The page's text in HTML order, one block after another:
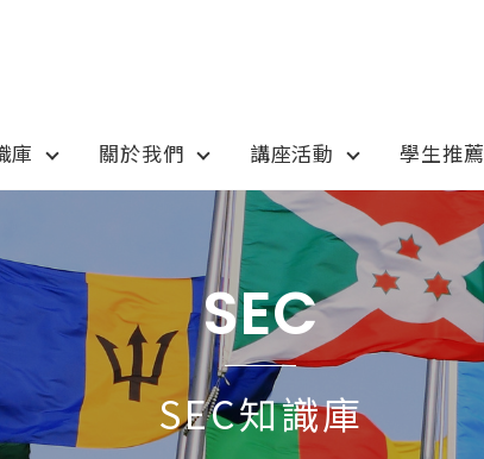
庫 關於我們 講座活動 學生推薦
最新優惠
愛爾蘭IRELAND
Program
課程選擇
語言學校
國高中小學校
專業技職｜海外工讀
寒暑假遊學團
SEC
SEC知識庫